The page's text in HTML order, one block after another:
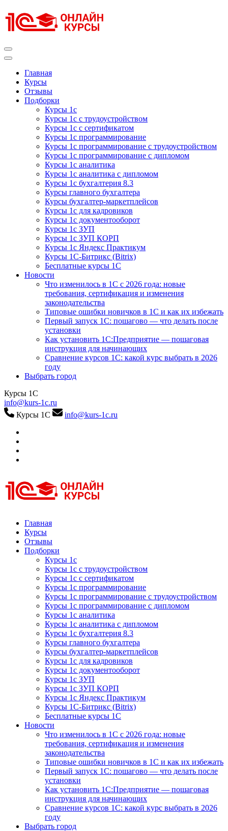
к
содержимому
Главная
Курсы
Отзывы
Подборки
Курсы 1с
Курсы 1с с трудоустройством
Курсы 1с с сертификатом
Курсы 1с программирование
Курсы 1с программирование с трудоустройством
Курсы 1с программирование с дипломом
Курсы 1с аналитика
Курсы 1с аналитика с дипломом
Курсы 1с бухгалтерия 8.3
Курсы главного бухгалтера
Курсы бухгалтер-маркетплейсов
Курсы 1с для кадровиков
Курсы 1с документооборот
Курсы 1с ЗУП
Курсы 1с ЗУП КОРП
Курсы 1с Яндекс Практикум
Курсы 1С-Битрикс (Bitrix)
Бесплатные курсы 1С
Новости
Что изменилось в 1С с 2026 года: новые
требования, сертификация и изменения
законодательства
Типовые ошибки новичков в 1С и как их избежать
Первый запуск 1С: пошагово — что делать после
установки
Как установить 1С:Предприятие — пошаговая
инструкция для начинающих
Сравнение курсов 1С: какой курс выбрать в 2026
году
Выбрать город
Курсы 1С
info@kurs-1c.ru
Курсы 1С
info@kurs-1c.ru
Курсы 1С
Курсы 1С официальная сертификация
Главная
Курсы
Отзывы
Подборки
Курсы 1с
Курсы 1с с трудоустройством
Курсы 1с с сертификатом
Курсы 1с программирование
Курсы 1с программирование с трудоустройством
Курсы 1с программирование с дипломом
Курсы 1с аналитика
Курсы 1с аналитика с дипломом
Курсы 1с бухгалтерия 8.3
Курсы главного бухгалтера
Курсы бухгалтер-маркетплейсов
Курсы 1с для кадровиков
Курсы 1с документооборот
Курсы 1с ЗУП
Курсы 1с ЗУП КОРП
Курсы 1с Яндекс Практикум
Курсы 1С-Битрикс (Bitrix)
Бесплатные курсы 1С
Новости
Что изменилось в 1С с 2026 года: новые
требования, сертификация и изменения
законодательства
Типовые ошибки новичков в 1С и как их избежать
Первый запуск 1С: пошагово — что делать после
установки
Как установить 1С:Предприятие — пошаговая
инструкция для начинающих
Сравнение курсов 1С: какой курс выбрать в 2026
году
Выбрать город